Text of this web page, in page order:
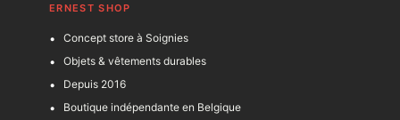
ERNEST SHOP
Concept store à Soignies
Objets & vêtements durables
Depuis 2016
Boutique indépendante en Belgique